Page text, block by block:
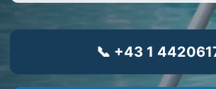
📞 +43 1